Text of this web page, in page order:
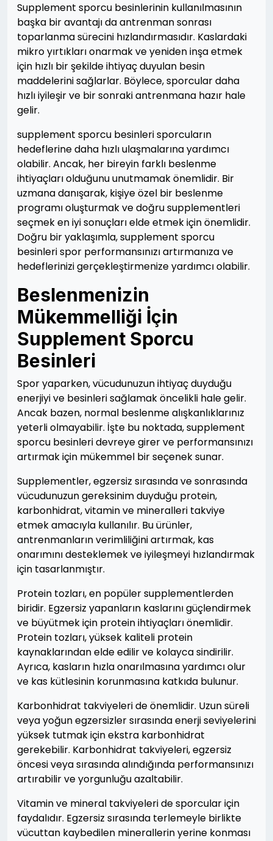
Supplement sporcu besinlerinin kullanılmasının
başka bir avantajı da antrenman sonrası
toparlanma sürecini hızlandırmasıdır. Kaslardaki
mikro yırtıkları onarmak ve yeniden inşa etmek
için hızlı bir şekilde ihtiyaç duyulan besin
maddelerini sağlarlar. Böylece, sporcular daha
hızlı iyileşir ve bir sonraki antrenmana hazır hale
gelir.
supplement sporcu besinleri sporcuların
hedeflerine daha hızlı ulaşmalarına yardımcı
olabilir. Ancak, her bireyin farklı beslenme
ihtiyaçları olduğunu unutmamak önemlidir. Bir
uzmana danışarak, kişiye özel bir beslenme
programı oluşturmak ve doğru supplementleri
seçmek en iyi sonuçları elde etmek için önemlidir.
Doğru bir yaklaşımla, supplement sporcu
besinleri spor performansınızı artırmanıza ve
hedeflerinizi gerçekleştirmenize yardımcı olabilir.
Beslenmenizin
Mükemmelliği İçin
Supplement Sporcu
Besinleri
Spor yaparken, vücudunuzun ihtiyaç duyduğu
enerjiyi ve besinleri sağlamak öncelikli hale gelir.
Ancak bazen, normal beslenme alışkanlıklarınız
yeterli olmayabilir. İşte bu noktada, supplement
sporcu besinleri devreye girer ve performansınızı
artırmak için mükemmel bir seçenek sunar.
Supplementler, egzersiz sırasında ve sonrasında
vücudunuzun gereksinim duyduğu protein,
karbonhidrat, vitamin ve mineralleri takviye
etmek amacıyla kullanılır. Bu ürünler,
antrenmanların verimliliğini artırmak, kas
onarımını desteklemek ve iyileşmeyi hızlandırmak
için tasarlanmıştır.
Protein tozları, en popüler supplementlerden
biridir. Egzersiz yapanların kaslarını güçlendirmek
ve büyütmek için protein ihtiyaçları önemlidir.
Protein tozları, yüksek kaliteli protein
kaynaklarından elde edilir ve kolayca sindirilir.
Ayrıca, kasların hızla onarılmasına yardımcı olur
ve kas kütlesinin korunmasına katkıda bulunur.
Karbonhidrat takviyeleri de önemlidir. Uzun süreli
veya yoğun egzersizler sırasında enerji seviyelerini
yüksek tutmak için ekstra karbonhidrat
gerekebilir. Karbonhidrat takviyeleri, egzersiz
öncesi veya sırasında alındığında performansınızı
artırabilir ve yorgunluğu azaltabilir.
Vitamin ve mineral takviyeleri de sporcular için
faydalıdır. Egzersiz sırasında terlemeyle birlikte
vücuttan kaybedilen minerallerin yerine konması